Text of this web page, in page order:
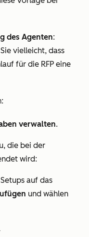
des Agenten:
vielleicht, dass
für die RFP eine
verwalten.
die bei der
wird:
auf das
und wählen